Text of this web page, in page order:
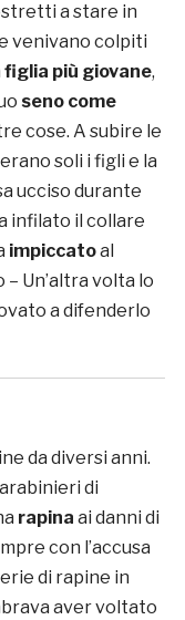
a stare in
venivano colpiti
figlia più giovane,
seno come
cose. A subire le
soli i figli e la
ucciso durante
infilato il collare
impiccatoal
Un’altra volta lo
a difenderlo
da diversi anni.
di
rapina ai danni di
con l’accusa
di rapine in
aver voltato